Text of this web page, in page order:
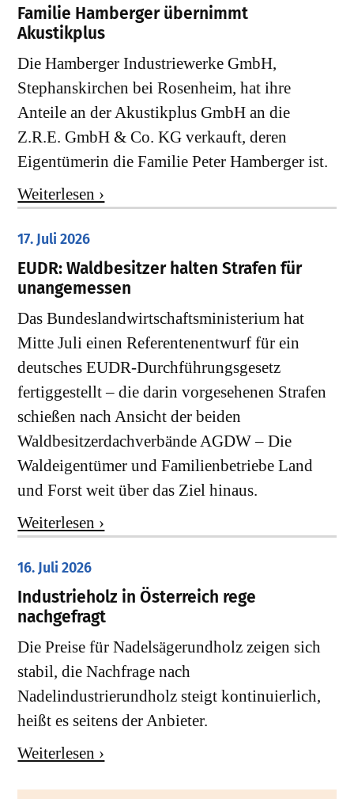
Familie Hamberger übernimmt
Akustikplus
Die Hamberger Industriewerke GmbH,
Stephanskirchen bei Rosenheim, hat ihre
Anteile an der Akustikplus GmbH an die
Z.R.E. GmbH & Co. KG verkauft, deren
Eigentümerin die Familie Peter Hamberger ist.
Weiterlesen ›
17. Juli 2026
EUDR: Waldbesitzer halten Strafen für
unangemessen
Das Bundeslandwirtschaftsministerium hat
Mitte Juli einen Referentenentwurf für ein
deutsches EUDR-Durchführungsgesetz
fertiggestellt – die darin vorgesehenen Strafen
schießen nach Ansicht der beiden
Waldbesitzerdachverbände AGDW – Die
Waldeigentümer und Familienbetriebe Land
und Forst weit über das Ziel hinaus.
Weiterlesen ›
16. Juli 2026
Industrieholz in Österreich rege
nachgefragt
Die Preise für Nadelsägerundholz zeigen sich
stabil, die Nachfrage nach
Nadelindustrierundholz steigt kontinuierlich,
heißt es seitens der Anbieter.
Weiterlesen ›